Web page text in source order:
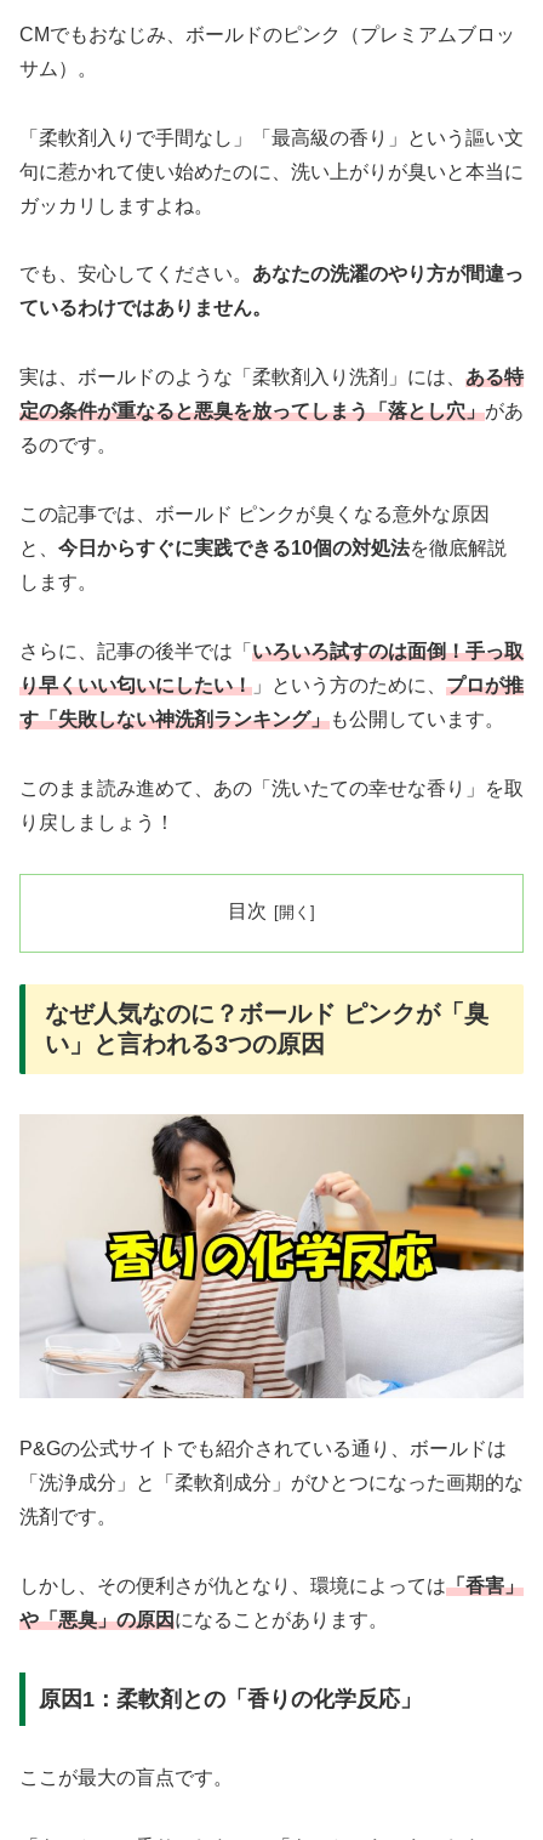
CMでもおなじみ、ボールドのピンク（プレミアムブロッ
サム）。
「柔軟剤入りで手間なし」「最高級の香り」という謳い文
句に惹かれて使い始めたのに、洗い上がりが臭いと本当に
ガッカリしますよね。
でも、安心してください。 あなたの洗濯のやり方が間違っ
ているわけではありません。
実は、ボールドのような「柔軟剤入り洗剤」には、 ある特
定の条件が重なると悪臭を放ってしまう「落とし穴」があ
るのです。
この記事では、ボールド ピンクが臭くなる意外な原因
と、 今日からすぐに実践できる10個の対処法を徹底解説
します。
さらに、記事の後半では「 いろいろ試すのは面倒！手っ取
り早くいい匂いにしたい！ 」という方のために、 プロが推
す「失敗しない神洗剤ランキング」も公開しています。
このまま読み進めて、あの「洗いたての幸せな香り」を取
り戻しましょう！
目次
なぜ人気なのに？ボールド ピンクが「臭
い」と言われる3つの原因
P&Gの公式サイトでも紹介されている通り、ボールドは
「洗浄成分」と「柔軟剤成分」がひとつになった画期的な
洗剤です。
しかし、その便利さが仇となり、環境によっては「香害」
や「悪臭」の原因になることがあります。
原因1：柔軟剤との「香りの化学反応」
ここが最大の盲点です。